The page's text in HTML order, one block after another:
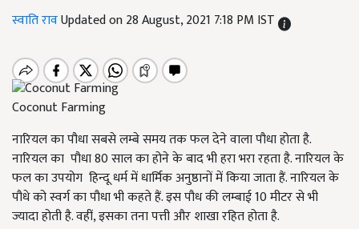
स्वाति रावUpdated on 28 August, 2021 7:18 PM IST
Coconut Farming
नारियल का पौधा सबसे लम्बे समय तक फल देने वाला पौधा होता है.
नारियल का पौधा 80 साल का होने के बाद भी हरा भरा रहता है. नारियल के
फल का उपयोग हिन्दू धर्म में धार्मिक अनुष्ठानों में किया जाता हैं. नारियल के
पौधे को स्वर्ग का पौधा भी कहते हैं. इस पौध की लम्बाई 10 मीटर से भी
ज्यादा होती है. वहीं, इसका तना पत्ती और शाखा रहित होता है.